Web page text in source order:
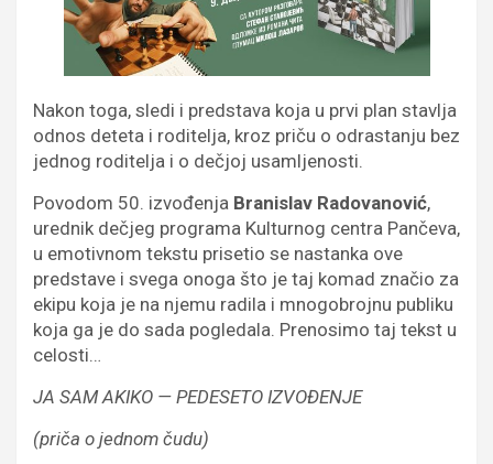
Nakon toga, sledi i predstava koja u prvi plan stavlja
odnos deteta i roditelja, kroz priču o odrastanju bez
jednog roditelja i o dečjoj usamljenosti.
Povodom 50. izvođenja Branislav Radovanović,
urednik dečjeg programa Kulturnog centra Pančeva,
u emotivnom tekstu prisetio se nastanka ove
predstave i svega onoga što je taj komad značio za
ekipu koja je na njemu radila i mnogobrojnu publiku
koja ga je do sada pogledala. Prenosimo taj tekst u
celosti…
JA SAM AKIKO — PEDESETO IZVOĐENJE
(priča o jednom čudu)